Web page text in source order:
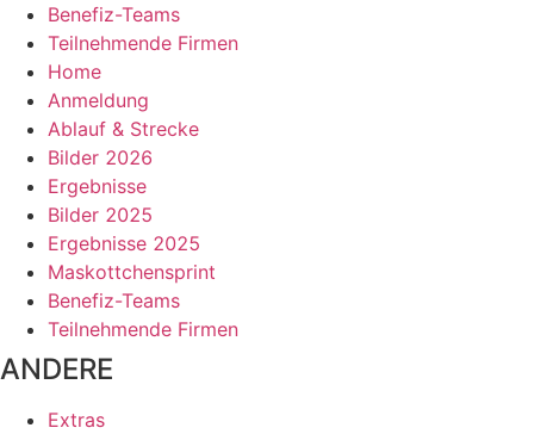
Benefiz-Teams
Teilnehmende Firmen
Home
Anmeldung
Ablauf & Strecke
Bilder 2026
Ergebnisse
Bilder 2025
Ergebnisse 2025
Maskottchensprint
Benefiz-Teams
Teilnehmende Firmen
ANDERE
Extras